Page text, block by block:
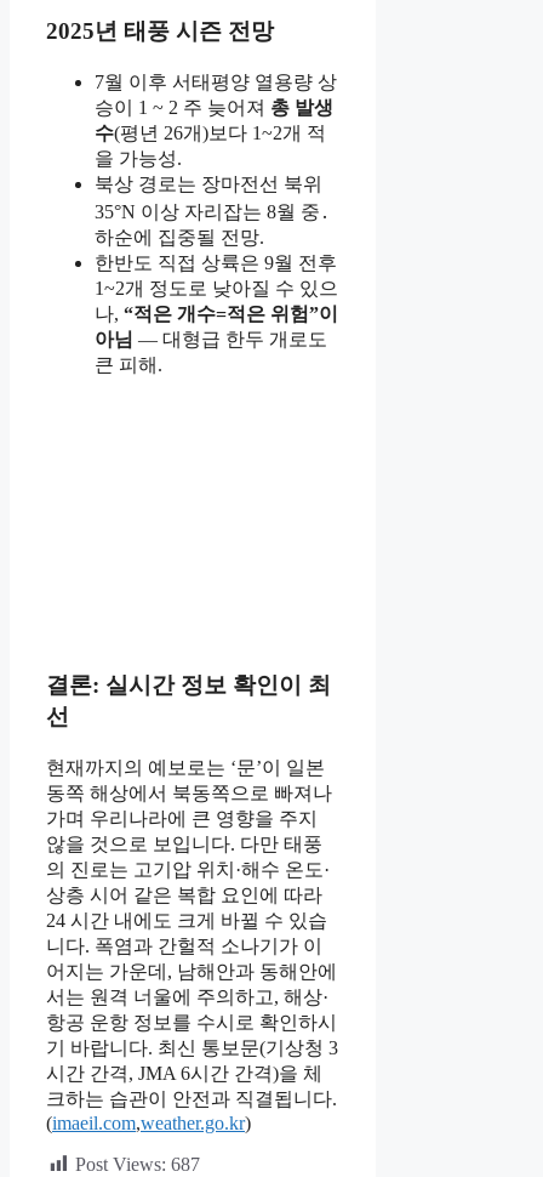
2025년 태풍 시즌 전망
7월 이후 서태평양 열용량 상
승이 1 ~ 2 주 늦어져 총 발생
수(평년 26개)보다 1~2개 적
을 가능성.
북상 경로는 장마전선 북위
35°N 이상 자리잡는 8월 중․
하순에 집중될 전망.
한반도 직접 상륙은 9월 전후
1~2개 정도로 낮아질 수 있으
나, “적은 개수=적은 위험”이
아님 — 대형급 한두 개로도
큰 피해.
결론: 실시간 정보 확인이 최
선
현재까지의 예보로는 ‘문’이 일본
동쪽 해상에서 북동쪽으로 빠져나
가며 우리나라에 큰 영향을 주지
않을 것으로 보입니다. 다만 태풍
의 진로는 고기압 위치·해수 온도·
상층 시어 같은 복합 요인에 따라
24 시간 내에도 크게 바뀔 수 있습
니다. 폭염과 간헐적 소나기가 이
어지는 가운데, 남해안과 동해안에
서는 원격 너울에 주의하고, 해상·
항공 운항 정보를 수시로 확인하시
기 바랍니다. 최신 통보문(기상청 3
시간 간격, JMA 6시간 간격)을 체
크하는 습관이 안전과 직결됩니다.
(imaeil.com,weather.go.kr)
Post Views: 687